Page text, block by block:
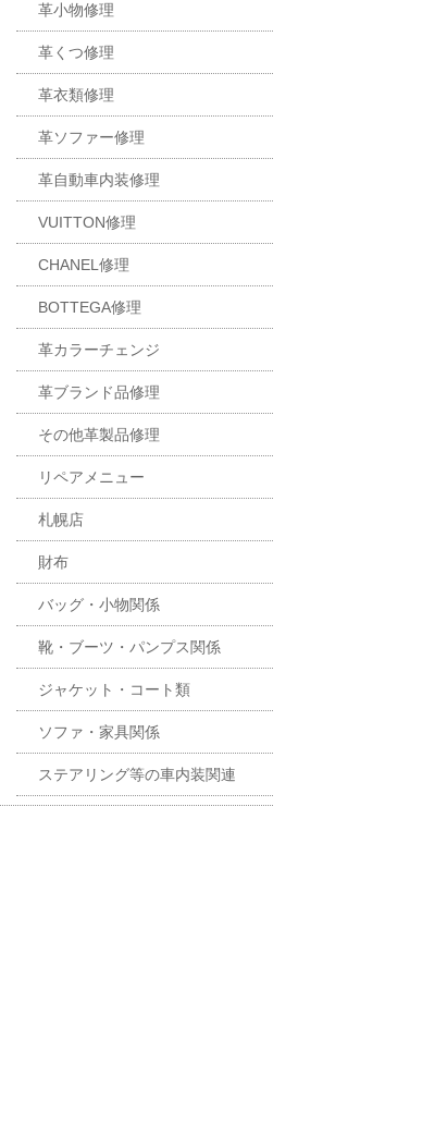
革小物修理
革くつ修理
革衣類修理
革ソファー修理
革自動車内装修理
VUITTON修理
CHANEL修理
BOTTEGA修理
革カラーチェンジ
革ブランド品修理
その他革製品修理
リペアメニュー
札幌店
財布
バッグ・小物関係
靴・ブーツ・パンプス関係
ジャケット・コート類
ソファ・家具関係
ステアリング等の車内装関連